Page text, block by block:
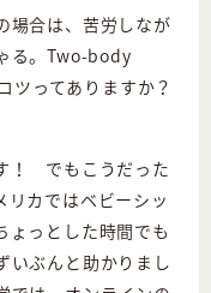
場合は、苦労しなが
る。Two-body
ってありますか？
！ でもこうだった
リカではベビーシッ
ょっとした時間でも
いぶんと助かりまし